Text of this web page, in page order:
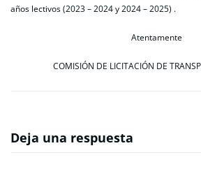
años lectivos (2023 – 2024 y 2024 – 2025) .
Atentamente
COMISIÓN DE LICITACIÓN DE
Deja una respuesta